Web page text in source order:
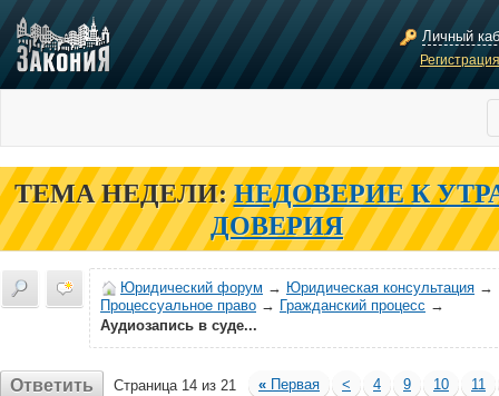
Личный
ТЕМА НЕДЕЛИ: НЕДОВЕРИЕ К
ДОВЕРИЯ
Юридический форум → Юридическая консультация →
Процессуальное право → Гражданский процесс →
Аудиозапись в суде...
Ответить Страница 14 из 21 « Первая < 4 9 10
11